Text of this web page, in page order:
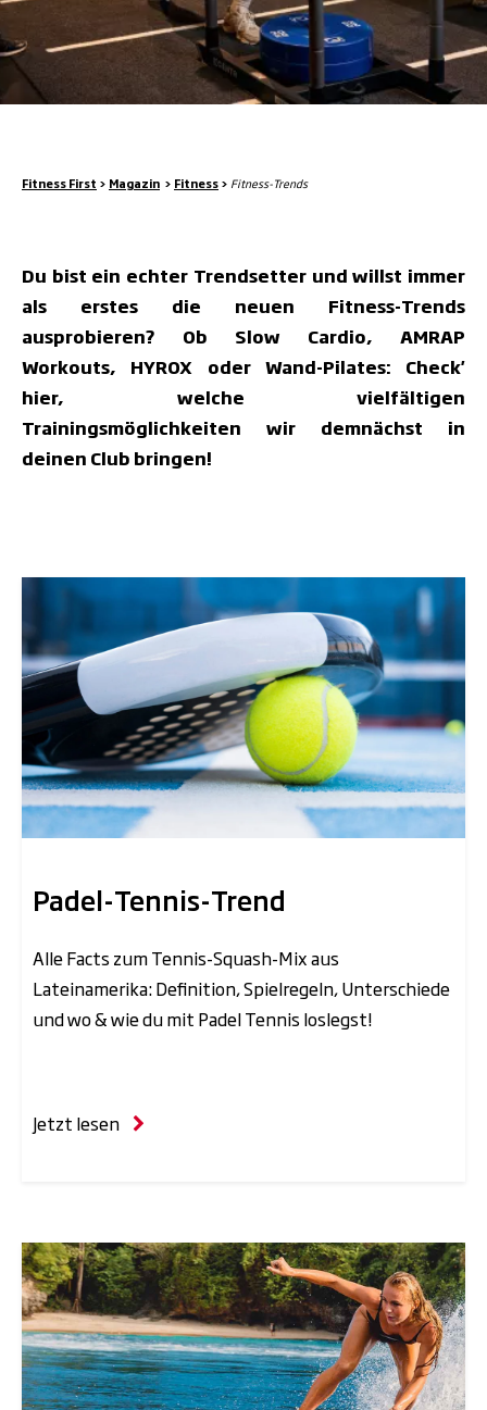
Fitness First > Magazin > Fitness > Fitness-Trends
Du bist ein echter Trendsetter und willst immer
als erstes die neuen Fitness-Trends
ausprobieren? Ob Slow Cardio, AMRAP
Workouts, HYROX oder Wand-Pilates: Check'
hier, welche vielfältigen
Trainingsmöglichkeiten wir demnächst in
deinen Club bringen!
Padel-Tennis-Trend
Alle Facts zum Tennis-Squash-Mix aus
Lateinamerika: Definition, Spielregeln, Unterschiede
und wo & wie du mit Padel Tennis loslegst!
Jetzt lesen